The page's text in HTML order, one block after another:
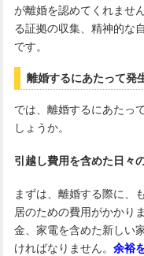
が離婚を認めてくれませ
る証拠の収集、精神的な
です。
離婚するにあたって発
では、離婚するにあたっ
しょうか。
引越し費用を含めた日々
まずは、離婚する際に、
居のための費用がかかり
金、家電を含めた新しい
ければなりません。 余裕